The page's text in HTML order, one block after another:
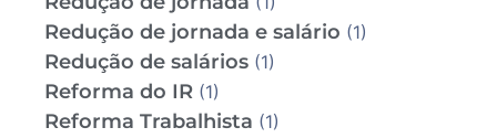
Redução de jornada e salário (1)
Redução de salários (1)
Reforma do IR (1)
Reforma Trabalhista (1)